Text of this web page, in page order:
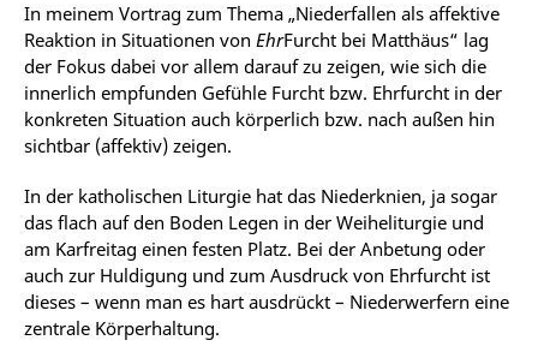
In meinem Vortrag zum Thema „Niederfallen als affektive
Reaktion in Situationen von EhrFurcht bei Matthäus“ lag
der Fokus dabei vor allem darauf zu zeigen, wie sich die
innerlich empfunden Gefühle Furcht bzw. Ehrfurcht in der
konkreten Situation auch körperlich bzw. nach außen hin
sichtbar (affektiv) zeigen.
In der katholischen Liturgie hat das Niederknien, ja sogar
das flach auf den Boden Legen in der Weiheliturgie und
am Karfreitag einen festen Platz. Bei der Anbetung oder
auch zur Huldigung und zum Ausdruck von Ehrfurcht ist
dieses – wenn man es hart ausdrückt – Niederwerfern eine
zentrale Körperhaltung.